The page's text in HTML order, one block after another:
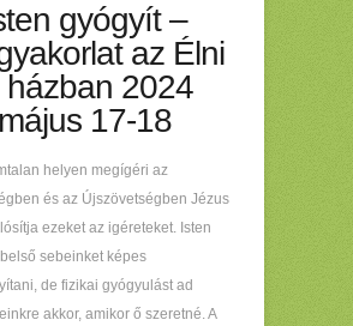
gyógyít –
az Élni
házban 2024
május 17-18
helyen megígéri az
és az Újszövetségben Jézus
ezeket az igéreteket. Isten
sebeinket képes
de fizikai gyógyulást ad
akkor, amikor ő szeretné. A